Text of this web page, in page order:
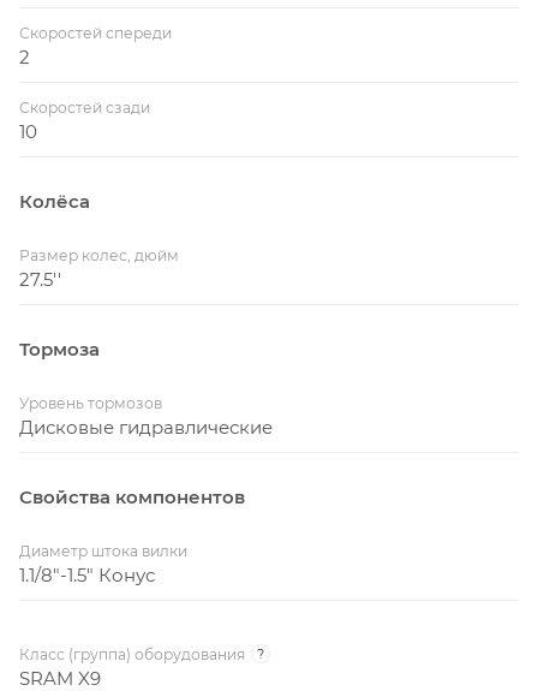
Скоростей спереди
2
Скоростей сзади
10
Колёса
Размер колес, дюйм
27.5''
Тормоза
Уровень тормозов
Дисковые гидравлические
Свойства компонентов
Диаметр штока вилки
1.1/8"-1.5" Конус
Класс (группа) оборудования ?
SRAM X9